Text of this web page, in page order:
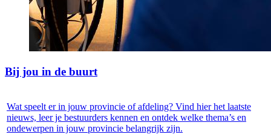
Bij jou in de buurt
Wat speelt er in jouw provincie of afdeling? Vind hier het laatste
nieuws, leer je bestuurders kennen en ontdek welke thema’s en
ondewerpen in jouw provincie belangrijk zijn.